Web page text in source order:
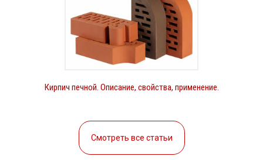
Кирпич печной. Описание, свойства, применение.
Смотреть все статьи